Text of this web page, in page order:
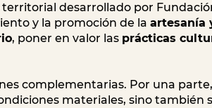
desarrollado por
y la promoción de la artesanía
, poner en valor las prácticas
complementarias. Por una
materiales, sino también